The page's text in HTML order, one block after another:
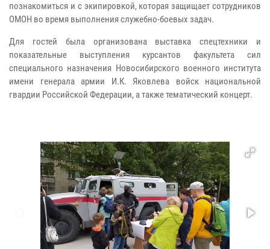
познакомиться и с экипировкой, которая защищает сотрудников
ОМОН во время выполнения служебно-боевых задач.
Для гостей была организована выставка спецтехники и
показательные выступления курсантов факультета сил
специального назначения Новосибирского военного института
имени генерала армии И.К. Яковлева войск национальной
гвардии Российской Федерации, а также тематический концерт.